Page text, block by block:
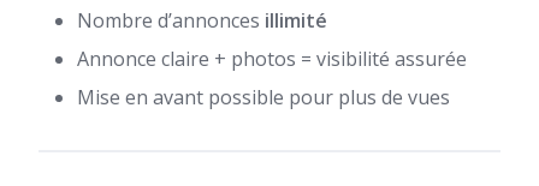
Nombre d’annonces illimité
Annonce claire + photos = visibilité assurée
Mise en avant possible pour plus de vues